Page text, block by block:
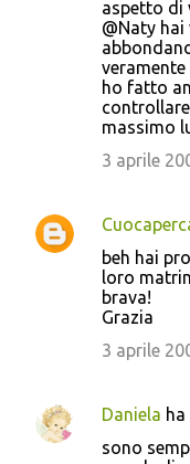
aspetto di
@Naty
ho fatto
massimo
3 aprile
beh hai
loro
brava!
Grazia
3 aprile
Daniela
sono